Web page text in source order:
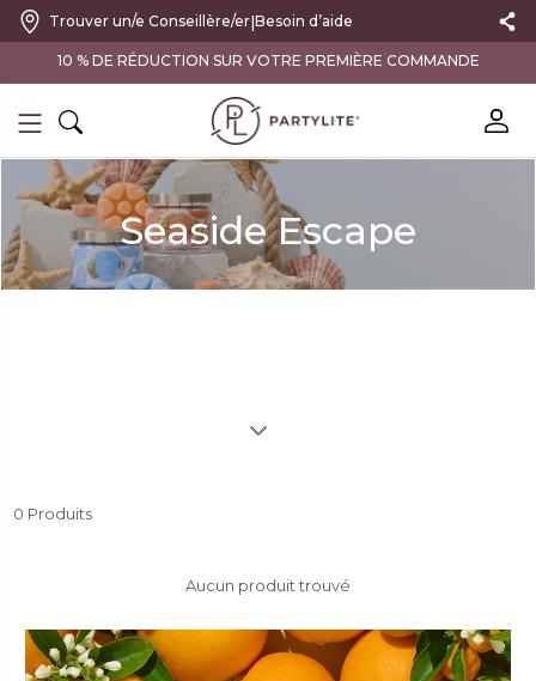
Trouver un/e Conseillère/er|Besoin d’aide
10 % DE RÉDUCTION SUR VOTRE PREMIÈRE COMMANDE
Seaside Escape
0 Produits
Aucun produit trouvé